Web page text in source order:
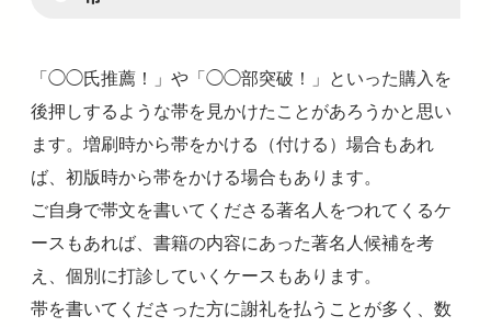
「◯◯氏推薦！」や「◯◯部突破！」といった購入を
後押しするような帯を見かけたことがあろうかと思い
ます。増刷時から帯をかける（付ける）場合もあれ
ば、初版時から帯をかける場合もあります。
ご自身で帯文を書いてくださる著名人をつれてくるケ
ースもあれば、書籍の内容にあった著名人候補を考
え、個別に打診していくケースもあります。
帯を書いてくださった方に謝礼を払うことが多く、数